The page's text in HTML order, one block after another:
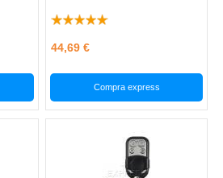
44,69 €
Compra express